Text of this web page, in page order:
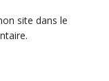
site dans le